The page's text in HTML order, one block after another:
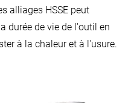
alliages HSSE peut
durée de vie de l'outil en
à la chaleur et à l'usure.